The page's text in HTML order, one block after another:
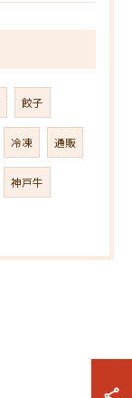
餃子
冷凍 通販
神戸牛